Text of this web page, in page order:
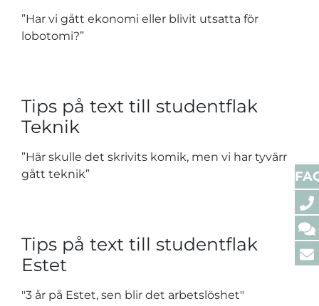
”Har vi gått ekonomi eller blivit utsatta för
lobotomi?”
Tips på text till studentflak
Teknik
”Här skulle det skrivits komik, men vi har tyvärr
gått teknik”
Tips på text till studentflak
Estet
"3 år på Estet, sen blir det arbetslöshet"